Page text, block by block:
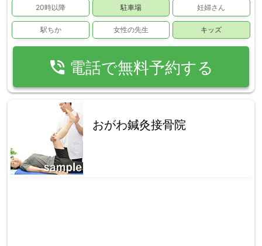
20時以降 駐車場 妊婦さん
駅ちか 女性の先生 キッズ
phone_in_talk 電話で無料予約する
おがわ鍼灸接骨院